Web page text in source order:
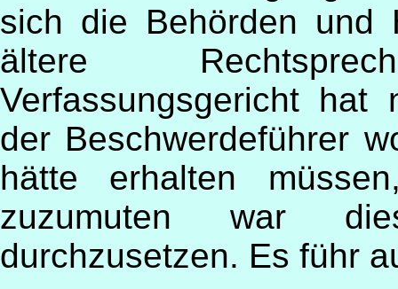
sich die Behörden und
ältere
Verfassungsgericht hat
der Beschwerdeführer
hätte erhalten
zuzumuten war
durchzusetzen. Es führ